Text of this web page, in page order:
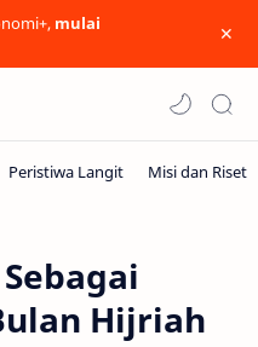
mulai
Hijriah